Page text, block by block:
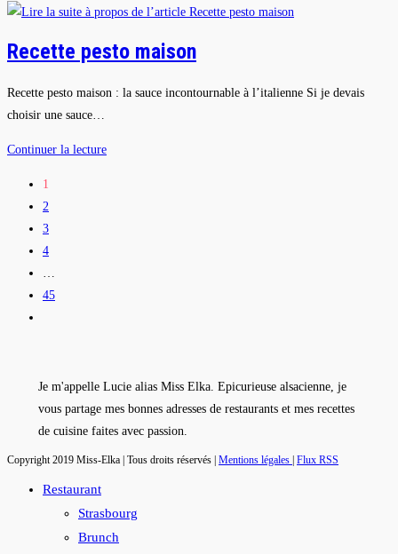
Opportunistes
Restaurant
à
Recette pesto maison
Recette pesto maison : la sauce incontournable à l’italienne Si je devais
choisir une sauce…
Continuer la lectureRecette
1
2
3
4
45
page
suivante
Je m'appelle Lucie alias Miss Elka. Epicurieuse alsacienne, je
vous partage mes bonnes adresses de restaurants et mes recettes
de cuisine faites avec passion.
Copyright 2019 Miss-Elka | Tous droits réservés | Mentions légales | Flux RSS
Restaurant
Strasbourg
Brunch